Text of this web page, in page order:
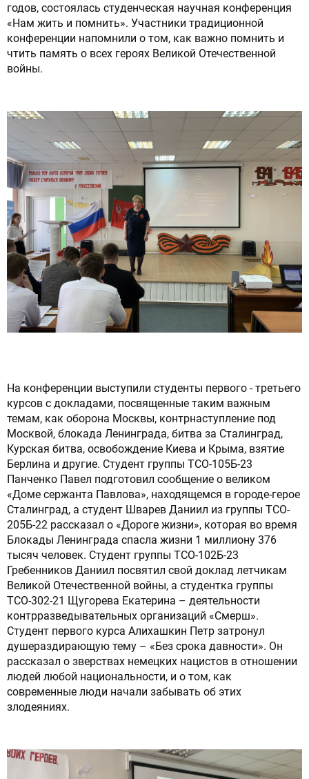
ОТПРАВИТЬ СООБЩЕНИЕ
Нажимая на кнопку “Отправить сообщение”,
вы даете согласие на обработку
персональных данных в соответствии с
политикой конфиденциальности
годов, состоялась студенческая научная конференция
«Нам жить и помнить». Участники традиционной
конференции напомнили о том, как важно помнить и
чтить память о всех героях Великой Отечественной
войны.
На конференции выступили студенты первого - третьего
курсов с докладами, посвященные таким важным
темам, как оборона Москвы, контрнаступление под
Москвой, блокада Ленинграда, битва за Сталинград,
Курская битва, освобождение Киева и Крыма, взятие
Берлина и другие. Студент группы ТСО-105Б-23
Панченко Павел подготовил сообщение о великом
«Доме сержанта Павлова», находящемся в городе-герое
Сталинград, а студент Шварев Даниил из группы ТСО-
205Б-22 рассказал о «Дороге жизни», которая во время
Блокады Ленинграда спасла жизни 1 миллиону 376
тысяч человек. Студент группы ТСО-102Б-23
Гребенников Даниил посвятил свой доклад летчикам
Великой Отечественной войны, а студентка группы
ТСО-302-21 Щугорева Екатерина – деятельности
контрразведывательных организаций «Смерш».
Студент первого курса Алихашкин Петр затронул
душераздирающую тему – «Без срока давности». Он
рассказал о зверствах немецких нацистов в отношении
людей любой национальности, и о том, как
современные люди начали забывать об этих
злодеяниях.